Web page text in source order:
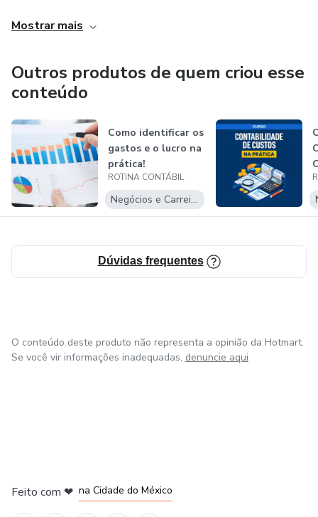
Venha conferir o nosso mix de produtos e se capacitar com
titulação de Mestre em Contabilidade e Administração.
Mostrar mais
Outros produtos de quem criou esse
conteúdo
Como identificar os
gastos e o lucro na
prática!
ROTINA CONTÁBIL
Negócios e Carreira
Dúvidas frequentes
O conteúdo deste produto não representa a opinião da Hotmart.
Se você vir informações inadequadas, denuncie aqui
Feito com ❤ na Cidade do México